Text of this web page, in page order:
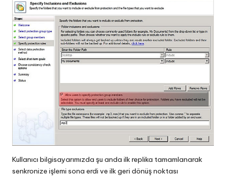
Kullanıcı bilgisayarımızda şu anda ilk replika tamamlanarak
senkronize işlemi sona erdi ve ilk geri dönüş noktası